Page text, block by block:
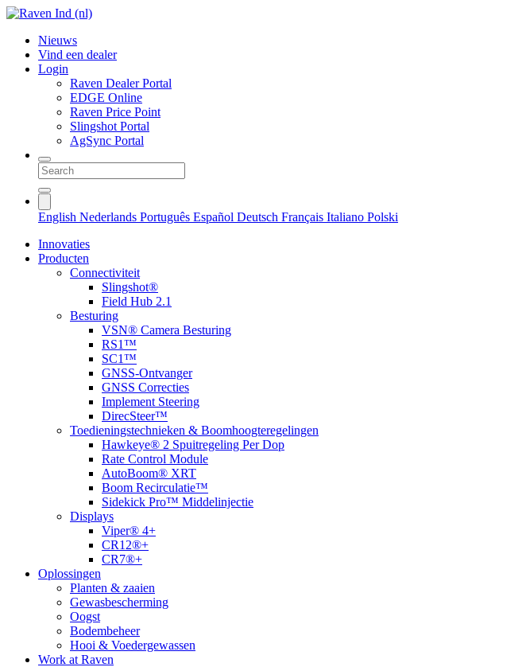
Nieuws
Vind een dealer
Login
Raven Dealer Portal
EDGE Online
Raven Price Point
Slingshot Portal
AgSync Portal
English Nederlands Português Español Deutsch Français Italiano Polski
Innovaties
Producten
Connectiviteit
Slingshot®
Field Hub 2.1
Besturing
VSN® Camera Besturing
RS1™
SC1™
GNSS-Ontvanger
GNSS Correcties
Implement Steering
DirecSteer™
Toedieningstechnieken & Boomhoogteregelingen
Hawkeye® 2 Spuitregeling Per Dop
Rate Control Module
AutoBoom® XRT
​Boom Recirculatie™
Sidekick Pro™ Middelinjectie
Displays
Viper® 4+
CR12®+
CR7®+
Oplossingen
Planten & zaaien
Gewasbescherming
Oogst
Bodembeheer
Hooi & Voedergewassen
Work at Raven